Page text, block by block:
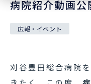
病院紹介動画
広報・イベント
刈谷豊田総合病院